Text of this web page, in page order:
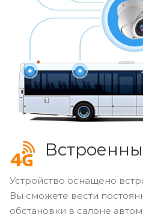
Устройство оснащено
Вы сможете вести
обстановки в салоне